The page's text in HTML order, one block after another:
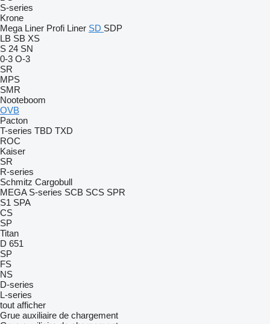
S-series
Krone
Mega Liner Profi Liner SD SDP
LB SB XS
S 24 SN
0-3 O-3
SR
MPS
SMR
Nooteboom
OVB
Pacton
T-series TBD TXD
ROC
Kaiser
SR
R-series
Schmitz Cargobull
MEGA S-series SCB SCS SPR
S1 SPA
CS
SP
Titan
D 651
SP
FS
NS
D-series
L-series
tout afficher
Grue auxiliaire de chargement